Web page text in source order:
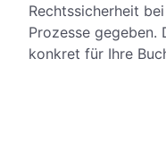
Rechtssicherheit
Prozesse gegeben.
konkret für Ihre